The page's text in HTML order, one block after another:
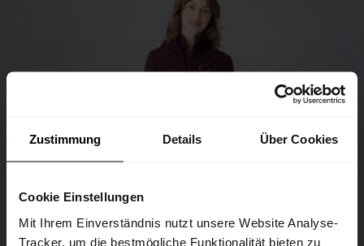
Zustimmung Details Über Cookies
Cookie Einstellungen
Mit Ihrem Einverständnis nutzt unsere Website Analyse-
Tracker, um die bestmögliche Funktionalität bieten zu